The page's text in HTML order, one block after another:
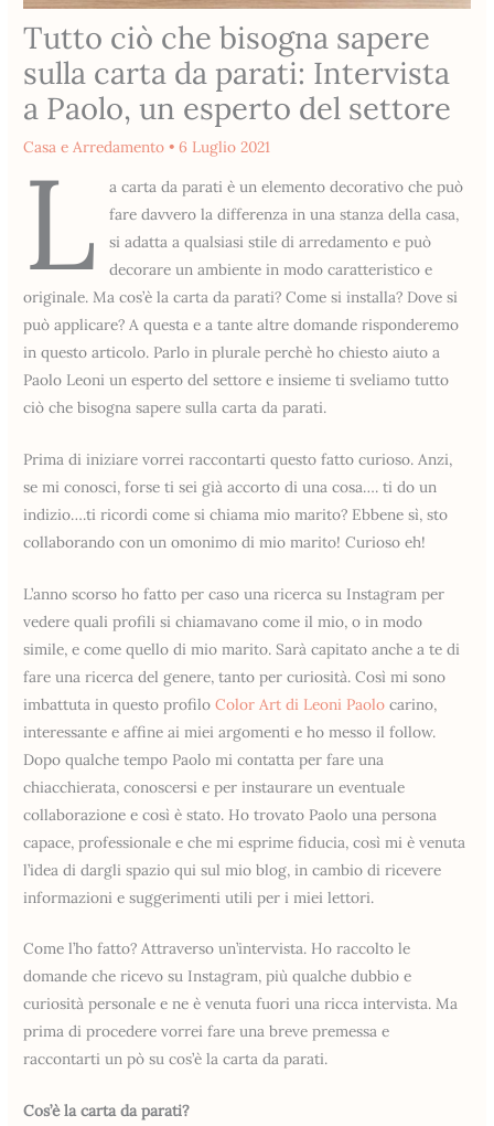
Tutto ciò che bisogna sapere
sulla carta da parati: Intervista
a Paolo, un esperto del settore
Casa e Arredamento •6 Luglio 2021
L
a carta da parati è un elemento decorativo che può
fare davvero la differenza in una stanza della casa,
si adatta a qualsiasi stile di arredamento e può
decorare un ambiente in modo caratteristico e
originale. Ma cos’è la carta da parati? Come si installa? Dove si
può applicare? A questa e a tante altre domande risponderemo
in questo articolo. Parlo in plurale perchè ho chiesto aiuto a
Paolo Leoni un esperto del settore e insieme ti sveliamo tutto
ciò che bisogna sapere sulla carta da parati.
Prima di iniziare vorrei raccontarti questo fatto curioso. Anzi,
se mi conosci, forse ti sei già accorto di una cosa…. ti do un
indizio….ti ricordi come si chiama mio marito? Ebbene sì, sto
collaborando con un omonimo di mio marito! Curioso eh!
L’anno scorso ho fatto per caso una ricerca su Instagram per
vedere quali profili si chiamavano come il mio, o in modo
simile, e come quello di mio marito. Sarà capitato anche a te di
fare una ricerca del genere, tanto per curiosità. Così mi sono
imbattuta in questo profiloColor Art di Leoni Paolo carino,
interessante e affine ai miei argomenti e ho messo il follow.
Dopo qualche tempo Paolo mi contatta per fare una
chiacchierata, conoscersi e per instaurare un eventuale
collaborazione e così è stato. Ho trovato Paolo una persona
capace, professionale e che mi esprime fiducia, così mi è venuta
l’idea di dargli spazio qui sul mio blog, in cambio di ricevere
informazioni e suggerimenti utili per i miei lettori.
Come l’ho fatto? Attraverso un’intervista. Ho raccolto le
domande che ricevo su Instagram, più qualche dubbio e
curiosità personale e ne è venuta fuori una ricca intervista. Ma
prima di procedere vorrei fare una breve premessa e
raccontarti un pò su cos’è la carta da parati.
Cos’è la carta da parati?